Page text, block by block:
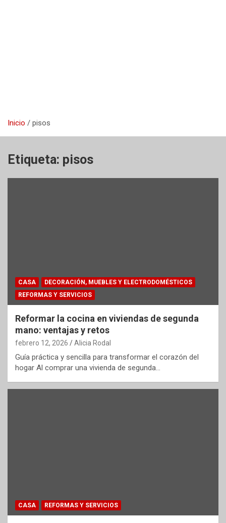
Inicio pisos
Etiqueta: pisos
CASA
DECORACIÓN, MUEBLES Y ELECTRODOMÉSTICOS
REFORMAS Y SERVICIOS
Reformar la cocina en viviendas de segunda
mano: ventajas y retos
febrero 12, 2026 Alicia Rodal
Guía práctica y sencilla para transformar el corazón del
hogar Al comprar una vivienda de segunda…
CASA REFORMAS Y SERVICIOS